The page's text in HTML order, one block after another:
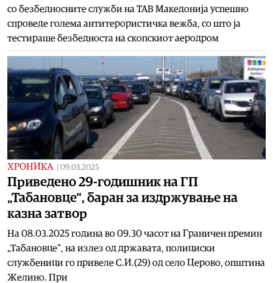
со безбедносните служби на ТАВ Македонија успешно
спроведе голема антитерористичка вежба, со што ја
тестираше безбедноста на скопскиот аеродром
ХРОНИКА 09.03.2025
Приведено 29-годишник на ГП
„Табановце“, баран за издржување на
казна затвор
На 08.03.2025 година во 09.30 часот на Граничен премин
„Табановце“, на излез од државата, полициски
службеници го привеле С.И.(29) од село Церово, општина
Желино. При